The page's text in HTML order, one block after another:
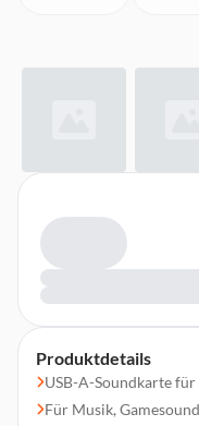
Produktdetails
USB-A-Soundkarte für
Für Musik,